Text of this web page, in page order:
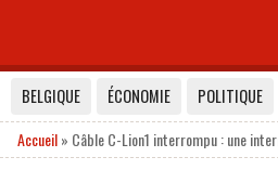
BELGIQUE ÉCONOMIE POLITIQUE
Accueil» Câble C-Lion1 interrompu : une